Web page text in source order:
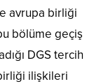
avrupa birliği
bölüme geçiş
DGS tercih
ilişkileri